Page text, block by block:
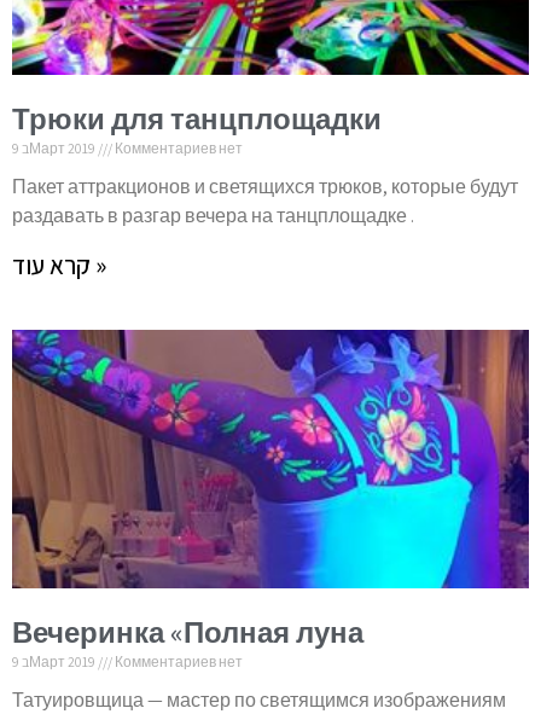
Трюки для танцплощадки
9 בМарт 2019 Комментариев нет
Пакет аттракционов и светящихся трюков, которые будут
раздавать в разгар вечера на танцплощадке .
קרא עוד »
Вечеринка «Полная луна
9 בМарт 2019 Комментариев нет
Татуировщица — мастер по светящимся изображениям